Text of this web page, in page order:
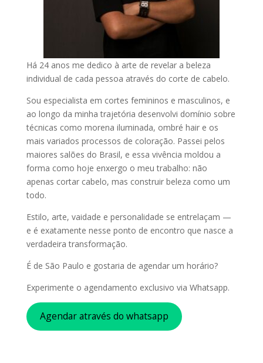
Há 24 anos me dedico à arte de revelar a beleza
individual de cada pessoa através do corte de cabelo.
Sou especialista em cortes femininos e masculinos, e
ao longo da minha trajetória desenvolvi domínio sobre
técnicas como morena iluminada, ombré hair e os
mais variados processos de coloração. Passei pelos
maiores salões do Brasil, e essa vivência moldou a
forma como hoje enxergo o meu trabalho: não
apenas cortar cabelo, mas construir beleza como um
todo.
Estilo, arte, vaidade e personalidade se entrelaçam —
e é exatamente nesse ponto de encontro que nasce a
verdadeira transformação.
É de São Paulo e gostaria de agendar um horário?
Experimente o agendamento exclusivo via Whatsapp.
Agendar através do whatsapp